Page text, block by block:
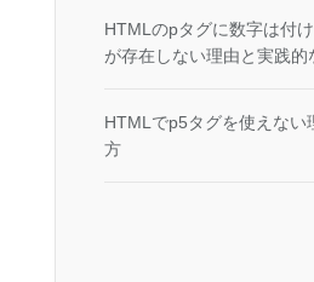
HTMLのpタグに数字は付
が存在しない理由と実践的
HTMLでp5タグを使えない
方